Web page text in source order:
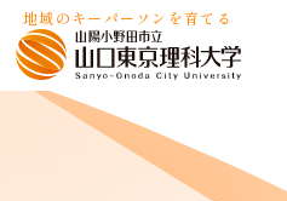
地域のキーパーソンを育てる